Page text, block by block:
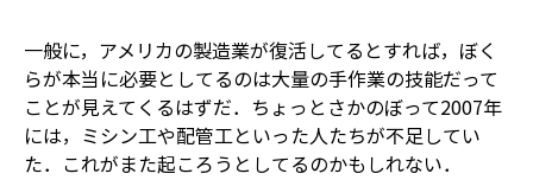
一般に，アメリカの製造業が復活してるとすれば，ぼく
らが本当に必要としてるのは大量の手作業の技能だって
ことが見えてくるはずだ．ちょっとさかのぼって2007年
には，ミシン工や配管工といった人たちが不足してい
た．これがまた起ころうとしてるのかもしれない．